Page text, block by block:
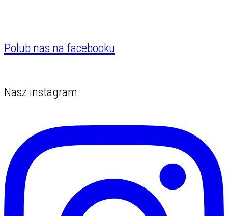
Polub nas na facebooku
Nasz instagram